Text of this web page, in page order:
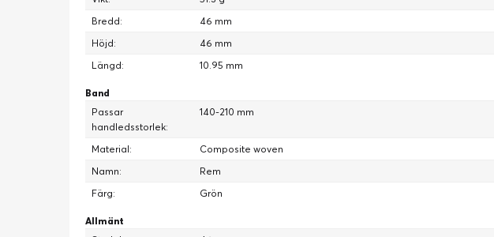
Bredd:
46 mm
Höjd:
46 mm
Längd:
10.95 mm
Band
Passar
handledsstorlek:
140-210 mm
Material:
Composite woven
Namn:
Rem
Färg:
Grön
Allmänt